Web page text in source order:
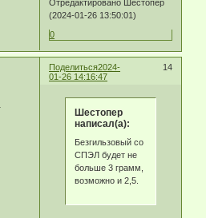
Отредактировано Шестопер
(2024-01-26 13:50:01)
0
Поделиться 14
2024-
01-26 14:16:47
Шестопер
написал(а):
Безгильзовый со
СПЭЛ будет не
больше 3 грамм,
возможно и 2,5.